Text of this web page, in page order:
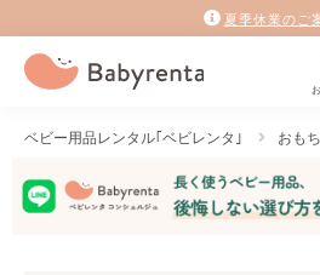
夏季休業のご
ベビー用品レンタル｢ベビレンタ｣ おも